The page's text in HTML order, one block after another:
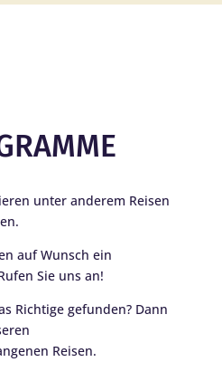
unter anderem Reisen
auf Wunsch ein
Sie uns an!
Richtige gefunden? Dann
Reisen.